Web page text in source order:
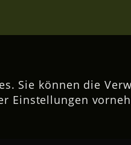
Sie können die
Einstellungen